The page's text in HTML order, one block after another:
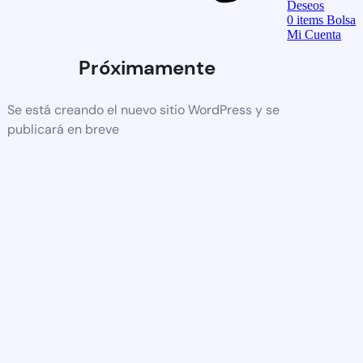
Próximamente
Se está creando el nuevo sitio WordPress y se
publicará en breve
Deseos
0items Bolsa
Mi Cuenta